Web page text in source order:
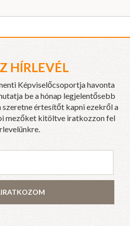
HÍRLEVÉL
Képviselőcsoportja havonta
be a hónap legjelentősebb
szeretne értesítőt kapni ezekről a
mezőket kitöltve iratkozzon fel